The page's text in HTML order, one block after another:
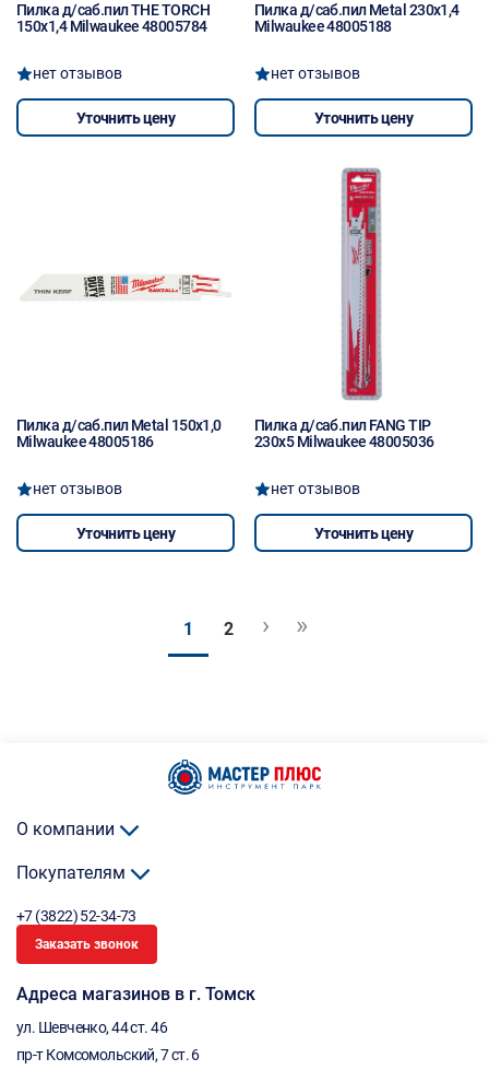
Пилка д/саб.пил THE TORCH
150x1,4 Milwaukee 48005784
нет отзывов
Уточнить цену
Пилка д/саб.пил Metal 230x1,4
Milwaukee 48005188
нет отзывов
Уточнить цену
Пилка д/саб.пил Metal 150x1,0
Milwaukee 48005186
нет отзывов
Уточнить цену
Пилка д/саб.пил FANG TIP
230x5 Milwaukee 48005036
нет отзывов
Уточнить цену
1 2 › »
О компании
Покупателям
+7 (3822) 52-34-73
Заказать звонок
Адреса магазинов в г. Томск
ул. Шевченко, 44 ст. 46
пр-т Комсомольский, 7 ст. 6